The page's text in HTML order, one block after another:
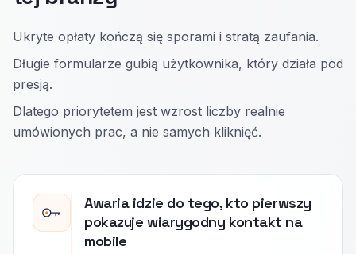
Ukryte opłaty kończą się sporami i stratą zaufania.
Długie formularze gubią użytkownika, który działa pod
presją.
Dlatego priorytetem jest wzrost liczby realnie
umówionych prac, a nie samych kliknięć.
Awaria idzie do tego, kto pierwszy
pokazuje wiarygodny kontakt na
mobile